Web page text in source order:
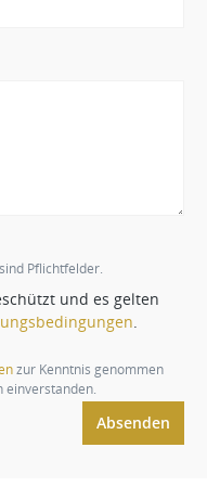
Pflichtfelder.
und es gelten
zur Kenntnis genommen
einverstanden.
Absenden